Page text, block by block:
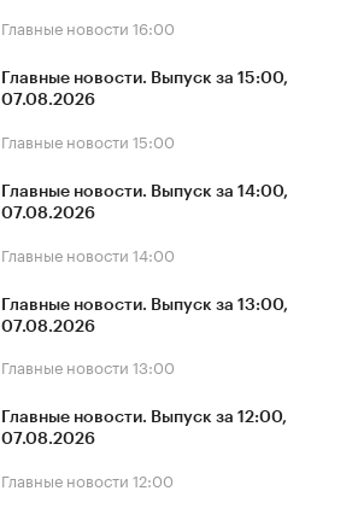
Главные новости 16:00
Главные новости. Выпуск за 15:00,
07.08.2026
Главные новости 15:00
Главные новости. Выпуск за 14:00,
07.08.2026
Главные новости 14:00
Главные новости. Выпуск за 13:00,
07.08.2026
Главные новости 13:00
Главные новости. Выпуск за 12:00,
07.08.2026
Главные новости 12:00